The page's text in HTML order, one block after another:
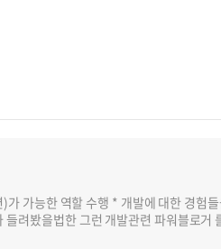
가능한 역할 수행 * 개발에 대한 경험
려봤을법한 그런 개발관련 파워블로거